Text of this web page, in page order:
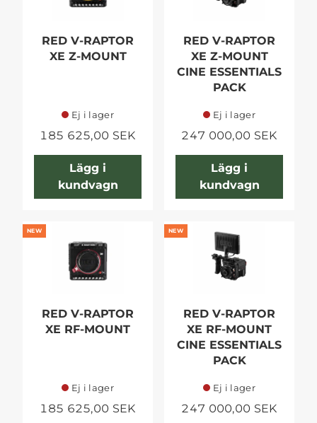
RED V-RAPTOR
XE Z-MOUNT
Ej i lager
185 625,00 SEK
Lägg i
kundvagn
RED V-RAPTOR
XE Z-MOUNT
CINE ESSENTIALS
PACK
Ej i lager
247 000,00 SEK
Lägg i
kundvagn
NEW
RED V-RAPTOR
XE RF-MOUNT
Ej i lager
185 625,00 SEK
NEW
RED V-RAPTOR
XE RF-MOUNT
CINE ESSENTIALS
PACK
Ej i lager
247 000,00 SEK